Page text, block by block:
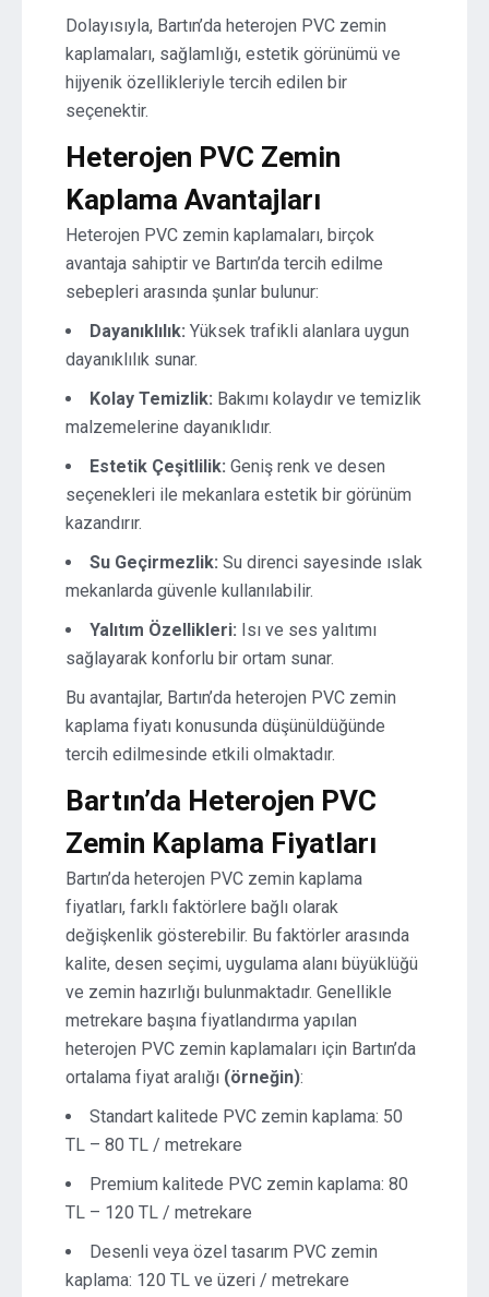
Dolayısıyla, Bartın’da heterojen PVC zemin
kaplamaları, sağlamlığı, estetik görünümü ve
hijyenik özellikleriyle tercih edilen bir
seçenektir.
Heterojen PVC Zemin
Kaplama Avantajları
Heterojen PVC zemin kaplamaları, birçok
avantaja sahiptir ve Bartın’da tercih edilme
sebepleri arasında şunlar bulunur:
Dayanıklılık: Yüksek trafikli alanlara uygun
dayanıklılık sunar.
Kolay Temizlik: Bakımı kolaydır ve temizlik
malzemelerine dayanıklıdır.
Estetik Çeşitlilik: Geniş renk ve desen
seçenekleri ile mekanlara estetik bir görünüm
kazandırır.
Su Geçirmezlik: Su direnci sayesinde ıslak
mekanlarda güvenle kullanılabilir.
Yalıtım Özellikleri: Isı ve ses yalıtımı
sağlayarak konforlu bir ortam sunar.
Bu avantajlar, Bartın’da heterojen PVC zemin
kaplama fiyatı konusunda düşünüldüğünde
tercih edilmesinde etkili olmaktadır.
Bartın’da Heterojen PVC
Zemin Kaplama Fiyatları
Bartın’da heterojen PVC zemin kaplama
fiyatları, farklı faktörlere bağlı olarak
değişkenlik gösterebilir. Bu faktörler arasında
kalite, desen seçimi, uygulama alanı büyüklüğü
ve zemin hazırlığı bulunmaktadır. Genellikle
metrekare başına fiyatlandırma yapılan
heterojen PVC zemin kaplamaları için Bartın’da
ortalama fiyat aralığı (örneğin):
Standart kalitede PVC zemin kaplama: 50
TL – 80 TL / metrekare
Premium kalitede PVC zemin kaplama: 80
TL – 120 TL / metrekare
Desenli veya özel tasarım PVC zemin
kaplama: 120 TL ve üzeri / metrekare